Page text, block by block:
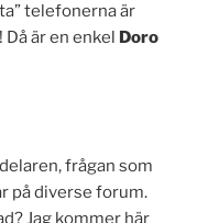
telefonerna är
är en enkel Doro
frågan som
på diverse forum.
Jag kommer här